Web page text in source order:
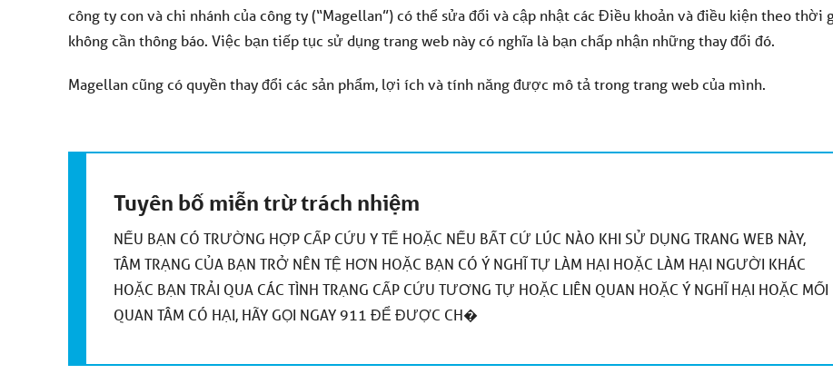
công ty con và chi nhánh của công ty (“Magellan”) có thể sửa đổi và cập nhật các Điều khoản và điều kiện theo thời
không cần thông báo. Việc bạn tiếp tục sử dụng trang web này có nghĩa là bạn chấp nhận những thay đổi đó.
Magellan cũng có quyền thay đổi các sản phẩm, lợi ích và tính năng được mô tả trong trang web của mình.
Tuyên bố miễn trừ trách nhiệm
NẾU BẠN CÓ TRƯỜNG HỢP CẤP CỨU Y TẾ HOẶC NẾU BẤT CỨ LÚC NÀO KHI SỬ DỤNG TRANG WEB NÀY,
TÂM TRẠNG CỦA BẠN TRỞ NÊN TỆ HƠN HOẶC BẠN CÓ Ý NGHĨ TỰ LÀM HẠI HOẶC LÀM HẠI NGƯỜI KHÁC
HOẶC BẠN TRẢI QUA CÁC TÌNH TRẠNG CẤP CỨU TƯƠNG TỰ HOẶC LIÊN QUAN HOẶC Ý NGHĨ HẠI HOẶC MỐI
QUAN TÂM CÓ HẠI, HÃY GỌI NGAY 911 ĐỂ ĐƯỢC CH�